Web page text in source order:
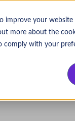
improve your
more about the
with your